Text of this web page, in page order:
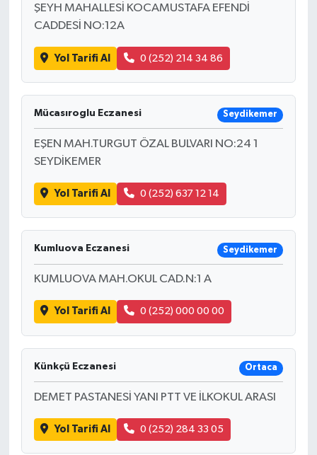
ŞEYH MAHALLESİ KOCAMUSTAFA EFENDİ
CADDESİ NO:12A
Yol Tarifi Al 0 (252) 214 34 86
Mücasıroglu Eczanesi Seydikemer
EŞEN MAH.TURGUT ÖZAL BULVARI NO:24 1
SEYDİKEMER
Yol Tarifi Al 0 (252) 637 12 14
Kumluova Eczanesi Seydikemer
KUMLUOVA MAH.OKUL CAD.N:1 A
Yol Tarifi Al 0 (252) 000 00 00
Künkçü Eczanesi Ortaca
DEMET PASTANESİ YANI PTT VE İLKOKUL ARASI
Yol Tarifi Al 0 (252) 284 33 05